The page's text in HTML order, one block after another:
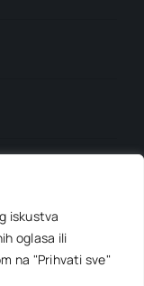
iskustva
oglasa ili
na "Prihvati sve"